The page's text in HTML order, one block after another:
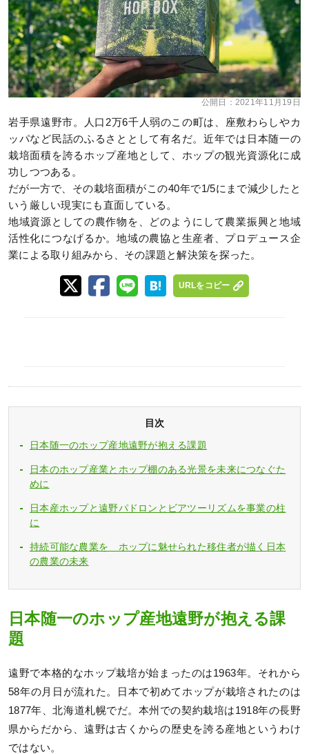
公開日： 2021年11月19日
岩手県遠野市。人口2万6千人弱のこの町は、座敷わらしやカ
ッパなど民話のふるさととして有名だ。近年では日本随一の
栽培面積を誇るホップ産地として、ホップの観光資源化に成
功しつつある。
だが一方で、その栽培面積がこの40年で1/5にまで減少したと
いう厳しい現実にも直面している。
地域資源としての農作物を、どのようにして農業振興と地域
活性化につなげるか。地域の農協と生産者、プロデュース企
業による取り組みから、その課題と解決策を探った。
URLをコピー
目次
日本随一のホップ産地遠野が抱える課題
日本のホップ産業とホップ棚のある光景を未来につなぐた
めに
日本産ホップと遠野パドロンとビアツーリズムを事業の柱
に
持続可能な農業を ホップに魅せられた移住者が描く日本
の農業の未来
日本随一のホップ産地遠野が抱える課
題
遠野で本格的なホップ栽培が始まったのは1963年。それから
58年の月日が流れた。日本で初めてホップが栽培されたのは
1877年、北海道札幌でだ。本州での契約栽培は1918年の長野
県からだから、遠野は古くからの歴史を誇る産地というわけ
ではない。